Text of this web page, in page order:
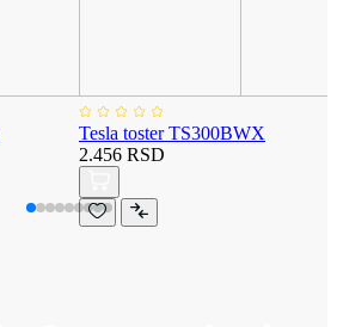
Tesla toster TS300BWX
2.456 RSD